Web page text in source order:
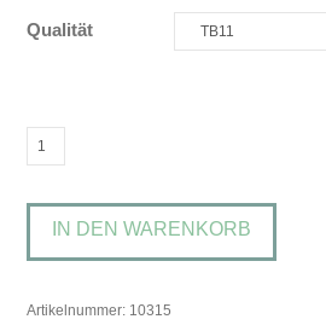
Qualität
Dictamnus
Menge
IN DEN WARENKORB
Artikelnummer: 10315